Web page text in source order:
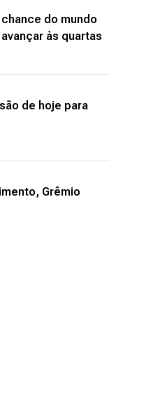
do mundo
às quartas
de hoje para
Grêmio